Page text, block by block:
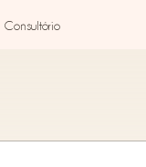
Consultório